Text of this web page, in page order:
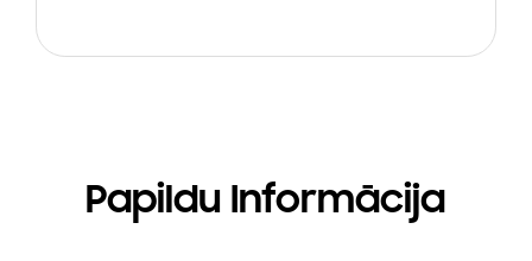
Papildu Informācija